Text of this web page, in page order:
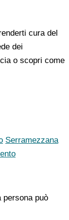
cura del
dei
o scopri come
Serramezzana
persona può